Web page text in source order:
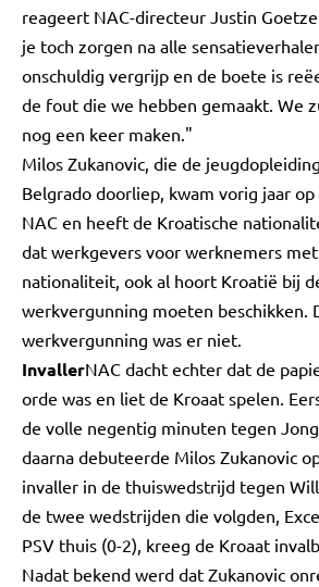
reageert NAC-directeur Justin
je toch zorgen na alle
onschuldig vergrijp en de boete is
de fout die we hebben gemaakt. We
nog een keer maken."
Milos Zukanovic, die de
Belgrado doorliep, kwam vorig jaar
NAC en heeft de Kroatische
dat werkgevers voor werknemers
nationaliteit, ook al hoort Kroatië bij
werkvergunning moeten beschikken.
werkvergunning was er niet.
InvallerNAC dacht echter dat de
orde was en liet de Kroaat spelen.
de volle negentig minuten tegen
daarna debuteerde Milos Zukanovic
invaller in de thuiswedstrijd tegen
de twee wedstrijden die volgden,
PSV thuis (0-2), kreeg de Kroaat
Nadat bekend werd dat Zukanovic